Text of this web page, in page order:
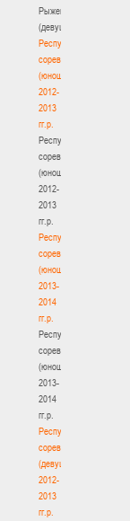
Рыженкова
(девушки)
Республиканские
соревнования
(юноши)
2012-
2013
гг.р.
Республиканские
соревнования
(юноши)
2012-
2013
гг.р.
Республиканские
соревнования
(юноши)
2013-
2014
гг.р.
Республиканские
соревнования
(юноши)
2013-
2014
гг.р.
Республиканские
соревнования
(девушки)
2012-
2013
гг.р.